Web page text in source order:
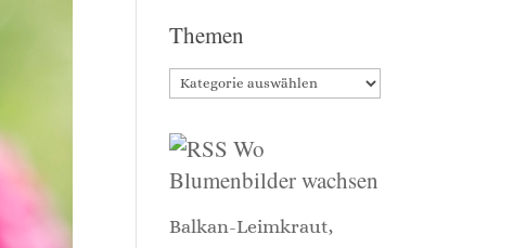
Themen
Themen
Wo
Blumenbilder wachsen
Balkan-Leimkraut,